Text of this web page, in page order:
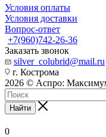
Условия оплаты
Условия доставки
Вопрос-ответ
+7(960)742-26-36
Заказать звонок
silver_colubrid@mail.ru
г. Кострома
2026 © Аспро:
Найти
0